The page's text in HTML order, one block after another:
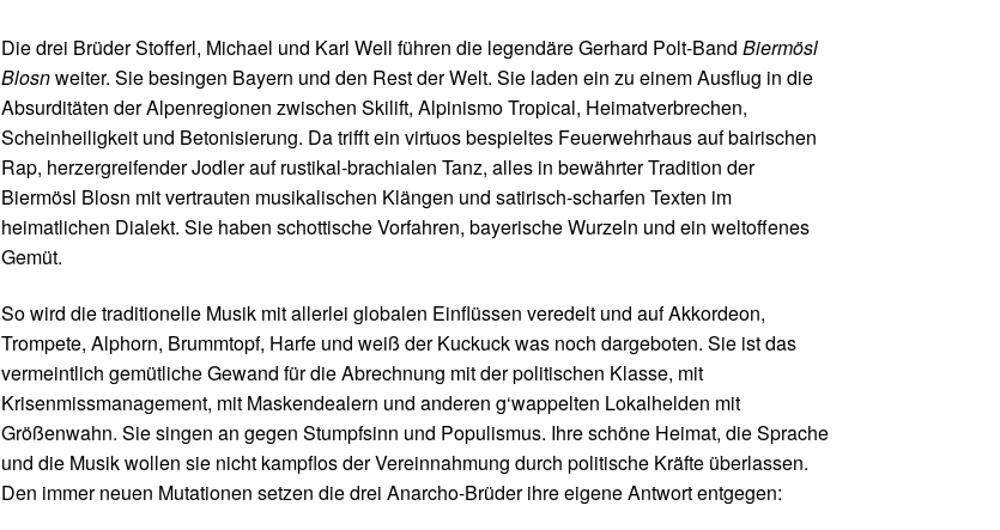
Die drei Brüder Stofferl, Michael und Karl Well führen die legendäre Gerhard Polt-BandBiermösl
Blosnweiter. Sie besingen Bayern und den Rest der Welt. Sie laden ein zu einem Ausflug in die
Absurditäten der Alpenregionen zwischen Skilift, Alpinismo Tropical, Heimatverbrechen,
Scheinheiligkeit und Betonisierung. Da trifft ein virtuos bespieltes Feuerwehrhaus auf bairischen
Rap, herzergreifender Jodler auf rustikal-brachialen Tanz, alles in bewährter Tradition der
Biermösl Blosn mit vertrauten musikalischen Klängen und satirisch-scharfen Texten im
heimatlichen Dialekt. Sie haben schottische Vorfahren, bayerische Wurzeln und ein weltoffenes
Gemüt.
So wird die traditionelle Musik mit allerlei globalen Einflüssen veredelt und auf Akkordeon,
Trompete, Alphorn, Brummtopf, Harfe und weiß der Kuckuck was noch dargeboten. Sie ist das
vermeintlich gemütliche Gewand für die Abrechnung mit der politischen Klasse, mit
Krisenmissmanagement, mit Maskendealern und anderen g‘wappelten Lokalhelden mit
Größenwahn. Sie singen an gegen Stumpfsinn und Populismus. Ihre schöne Heimat, die Sprache
und die Musik wollen sie nicht kampflos der Vereinnahmung durch politische Kräfte überlassen.
Den immer neuen Mutationen setzen die drei Anarcho-Brüder ihre eigene Antwort entgegen: